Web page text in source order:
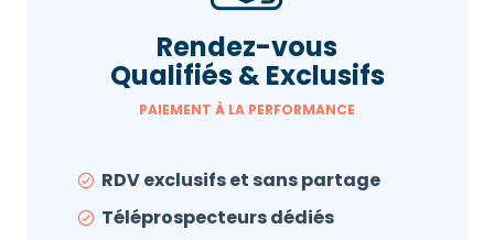
Rendez-vous
Qualifiés & Exclusifs
PAIEMENT À LA PERFORMANCE
RDV exclusifs et sans partage
Téléprospecteurs dédiés